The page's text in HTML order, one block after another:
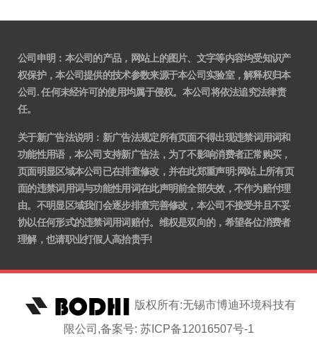
公司申明：本公司的产品，网站上的图片、文字等内容均受知识产
权保护，本公司提供的技术参数来源于本公司实验室，解释权归本
公司. 任何未经许可的使用均属于侵权。本公司将依法追究法律责
任。
关于新广告法说明 ： 新广告法规定所有页面不得出现违禁词用词和
功能性用语，本公司支持新广告法，为了不影响消费者正常购买，
页面明显区域本公司已在排查修改，并在此郑重声明:网站上所有页
面的违禁词用词与功能性用词在此声明前全部失效，不作为赔付理
由。不明显区域我们会逐步排查完善修改，本公司不接受并且不妥
协以任何形式的违禁词用词赔付。维权是双向的，希望各位消费者
理解，也请职业打假人高抬贵手!
版权所有:无锡市博迪环境科技有
限公司,备案号: 苏ICP备12016507号-1